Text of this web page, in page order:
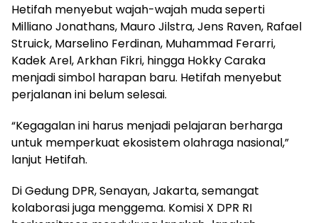
Hetifah menyebut wajah-wajah muda seperti
Milliano Jonathans, Mauro Jilstra, Jens Raven, Rafael
Struick, Marselino Ferdinan, Muhammad Ferarri,
Kadek Arel, Arkhan Fikri, hingga Hokky Caraka
menjadi simbol harapan baru. Hetifah menyebut
perjalanan ini belum selesai.
“Kegagalan ini harus menjadi pelajaran berharga
untuk memperkuat ekosistem olahraga nasional,”
lanjut Hetifah.
Di Gedung DPR, Senayan, Jakarta, semangat
kolaborasi juga menggema. Komisi X DPR RI